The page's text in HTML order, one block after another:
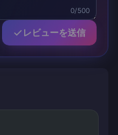
0/500
レビューを送信